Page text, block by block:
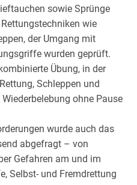
sowie Sprünge
wie
der Umgang mit
wurden geprüft.
Übung, in der
Schleppen und
ohne Pause
wurde auch das
abgefragt – von
Gefahren am und im
Selbst- und Fremdrettung